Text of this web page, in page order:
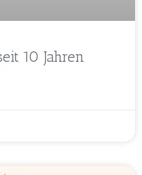
10 Jahren